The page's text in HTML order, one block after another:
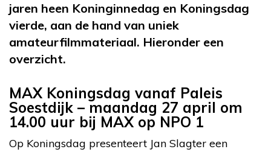
jaren heen Koninginnedag en Koningsdag
vierde, aan de hand van uniek
amateurfilmmateriaal. Hieronder een
overzicht.
MAX Koningsdag vanaf Paleis
Soestdijk – maandag 27 april om
14.00 uur bij MAX op NPO 1
Op Koningsdag presenteert Jan Slagter een